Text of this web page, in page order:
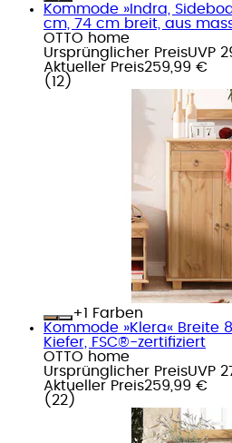
Kommode »Indra,
cm, 74 cm breit, aus
OTTO home
Ursprünglicher PreisUVP
Aktueller Preis259,99 €
( 12 )
+
Farben
Kommode »Klera« Breite
Kiefer, FSC®-zertifiziert
OTTO home
Ursprünglicher PreisUVP
Aktueller Preis259,99 €
( 22 )